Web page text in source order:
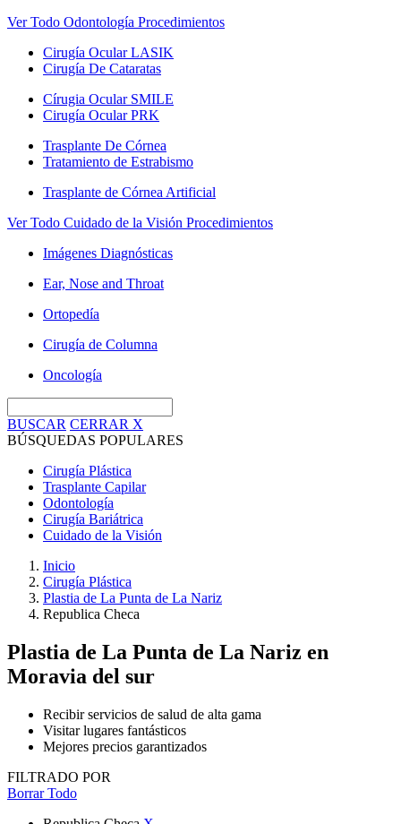
Ver Todo Odontología Procedimientos
Cirugía Ocular LASIK
Cirugía De Cataratas
Círugia Ocular SMILE
Cirugía Ocular PRK
Trasplante De Córnea
Tratamiento de Estrabismo
Trasplante de Córnea Artificial
Ver Todo Cuidado de la Visión Procedimientos
Imágenes Diagnósticas
Ear, Nose and Throat
Ortopedía
Cirugía de Columna
Oncología
BUSCAR CERRAR X
BÚSQUEDAS POPULARES
Cirugía Plástica
Trasplante Capilar
Odontología
Cirugía Bariátrica
Cuidado de la Visión
Inicio
Cirugía Plástica
Plastia de La Punta de La Nariz
Republica Checa
Plastia de La Punta de La Nariz en
Moravia del sur
Recibir servicios de salud de alta gama
Visitar lugares fantásticos
Mejores precios garantizados
FILTRADO POR
Borrar Todo